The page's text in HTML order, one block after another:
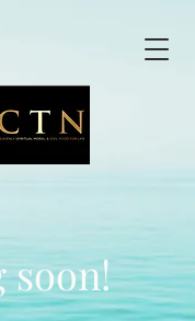
soon!